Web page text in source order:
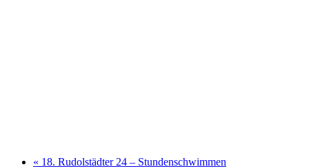
« 18. Rudolstädter 24 – Stundenschwimmen